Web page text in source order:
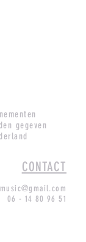
gegeven
CONTACT
06 - 14 80 96 51